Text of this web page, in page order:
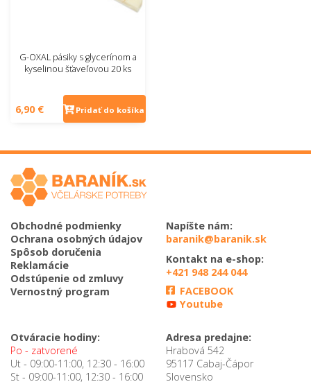
G-OXAL pásiky s glycerínom a
kyselinou šťaveľovou 20 ks
6,90 € Pridať do košíka
Obchodné podmienky
Ochrana osobných údajov
Spôsob doručenia
Reklamácie
Odstúpenie od zmluvy
Vernostný program
Napíšte nám:
baranik@baranik.sk
Kontakt na e-shop:
+421 948 244 044
FACEBOOK
Youtube
Otváracie hodiny:
Po - zatvorené
Ut - 09:00-11:00, 12:30 - 16:00
St - 09:00-11:00, 12:30 - 16:00
Adresa predajne:
Hrabová 542
95117 Cabaj-Čápor
Slovensko